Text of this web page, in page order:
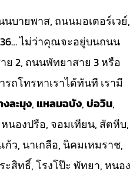
บายพาส, ถนนมอเตอร์เวย์,
36… ไม่ว่าคุณจะอยู่บนถนน
2, ถนนพัทยาสาย 3 หรือ
ถโทรหาเราได้ทันที เรามี
งละมุง,แหลมฉบัง,บ่อวิน,
นองปรือ, จอมเทียน, สัตหีบ,
ว, นาเกลือ, นิคมเหมราช,
สิทธิ์, โรงโป๊ะ พัทยา, หนอง